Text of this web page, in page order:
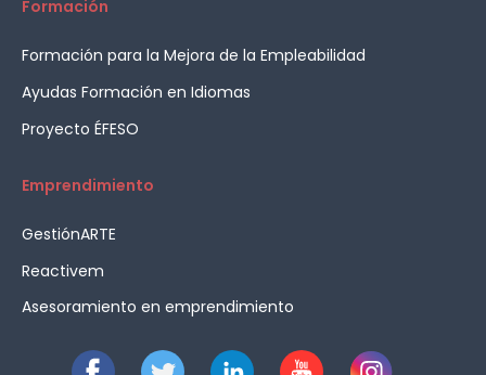
Formación
Formación para la Mejora de la Empleabilidad
Ayudas Formación en Idiomas
Proyecto ÉFESO
Emprendimiento
GestiónARTE
Reactivem
Asesoramiento en emprendimiento